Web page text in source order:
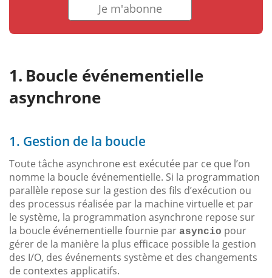
Je m'abonne
Boucle événementielle
asynchrone
1. Gestion de la boucle
Toute tâche asynchrone est exécutée par ce que l’on
nomme la boucle événementielle. Si la programmation
parallèle repose sur la gestion des fils d’exécution ou
des processus réalisée par la machine virtuelle et par
le système, la programmation asynchrone repose sur
la boucle événementielle fournie par asyncio pour
gérer de la manière la plus efficace possible la gestion
des I/O, des événements système et des changements
de contextes applicatifs.